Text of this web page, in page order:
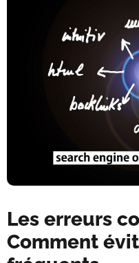
Les erreurs
Comment